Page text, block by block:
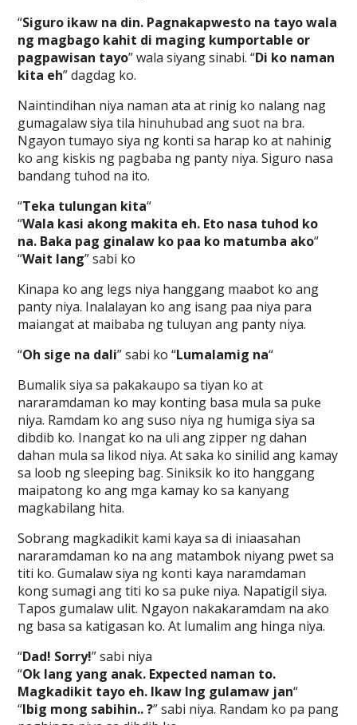
“Siguro ikaw na din. Pagnakapwesto na tayo wala
ng magbago kahit di maging kumportable or
pagpawisan tayo” wala siyang sinabi. “Di ko naman
kita eh” dagdag ko.
Naintindihan niya naman ata at rinig ko nalang nag
gumagalaw siya tila hinuhubad ang suot na bra.
Ngayon tumayo siya ng konti sa harap ko at nahinig
ko ang kiskis ng pagbaba ng panty niya. Siguro nasa
bandang tuhod na ito.
“Teka tulungan kita“
“Wala kasi akong makita eh. Eto nasa tuhod ko
na. Baka pag ginalaw ko paa ko matumba ako“
“Wait lang” sabi ko
Kinapa ko ang legs niya hanggang maabot ko ang
panty niya. Inalalayan ko ang isang paa niya para
maiangat at maibaba ng tuluyan ang panty niya.
“Oh sige na dali” sabi ko “Lumalamig na“
Bumalik siya sa pakakaupo sa tiyan ko at
nararamdaman ko may konting basa mula sa puke
niya. Ramdam ko ang suso niya ng humiga siya sa
dibdib ko. Inangat ko na uli ang zipper ng dahan
dahan mula sa likod niya. At saka ko sinilid ang kamay
sa loob ng sleeping bag. Siniksik ko ito hanggang
maipatong ko ang mga kamay ko sa kanyang
magkabilang hita.
Sobrang magkadikit kami kaya sa di iniaasahan
nararamdaman ko na ang matambok niyang pwet sa
titi ko. Gumalaw siya ng konti kaya naramdaman
kong sumagi ang titi ko sa puke niya. Napatigil siya.
Tapos gumalaw ulit. Ngayon nakakaramdam na ako
ng basa sa katigasan ko. At lumalim ang hinga niya.
“Dad! Sorry!” sabi niya
“Ok lang yang anak. Expected naman to.
Magkadikit tayo eh. Ikaw lng gulamaw jan“
“Ibig mong sabihin.. ?” sabi niya. Randam ko pa pang